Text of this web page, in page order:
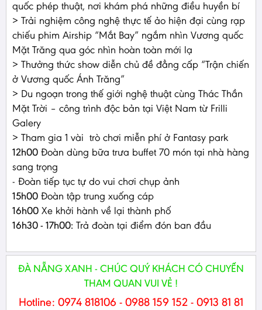
quốc phép thuật, nơi khám phá những điều huyền bí
> Trải nghiệm công nghệ thực tế ảo hiện đại cùng rạp
chiếu phim Airship “Mắt Bay” ngắm nhìn Vương quốc
Mặt Trăng qua góc nhìn hoàn toàn mới lạ
> Thưởng thức show diễn chủ đề đẳng cấp “Trận chiến
ở Vương quốc Ánh Trăng”
> Du ngoạn trong thế giới nghệ thuật cùng Thác Thần
Mặt Trời – công trình độc bản tại Việt Nam từ Frilli
Galery
> Tham gia 1 vài trò chơi miễn phí ở Fantasy park
12h00 Đoàn dùng bữa trưa buffet 70 món tại nhà hàng
sang trọng
- Đoàn tiếp tục tự do vui chơi chụp ảnh
15h00 Đoàn tập trung xuống cáp
16h00 Xe khởi hành về lại thành phố
16h30 - 17h00: Trả đoàn tại điểm đón ban đầu
ĐÀ NẴNG XANH - CHÚC QUÝ KHÁCH CÓ CHUYẾN
THAM QUAN VUI VẺ !
Hotline: 0974 818106 - 0988 159 152 - 0913 81 81